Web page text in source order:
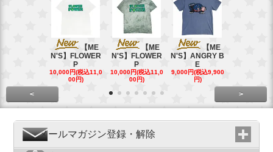
【ME
N'S】FLOWER
P
10,000円(税込11,0
00円)
【ME
N'S】FLOWER
P
10,000円(税込11,0
00円)
【ME
N'S】ANGRY B
E
9,000円(税込9,900
円)
< >
メールマガジン登録・解除